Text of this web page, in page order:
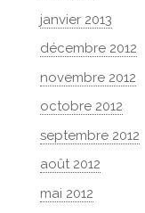
janvier 2013
décembre 2012
novembre 2012
octobre 2012
septembre 2012
août 2012
mai 2012